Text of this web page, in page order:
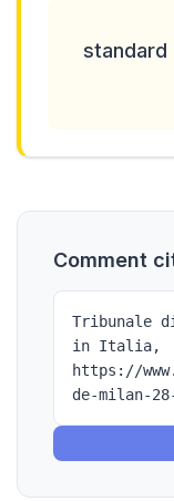
standard
Comment
Tribunale
in Italia,
https://
de-milan-